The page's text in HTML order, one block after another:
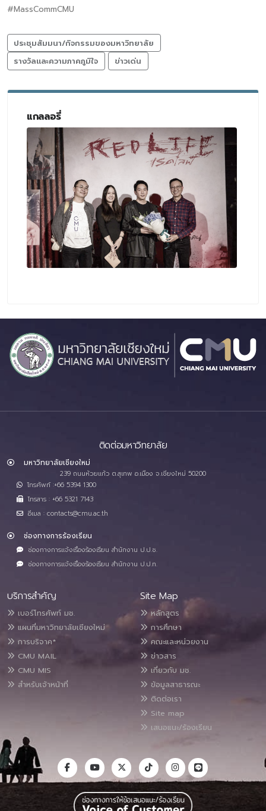
#MassCommCMU
ประชุมสัมมนา/กิจกรรมของมหาวิทยาลัย
รางวัลและความภาคภูมิใจ
ข่าวเด่น
แกลลอรี่
ติดต่อมหาวิทยาลัย
มหาวิทยาลัยเชียงใหม่
239 ถนนห้วยแก้ว ต.สุเทพ อ.เมือง จ.เชียงใหม่ 50200
โทรศัพท์ :+66 5394 1300
โทรสาร : +66 5321 7143
อีเมล : contacts@cmu.ac.th
ช่องทางการร้องเรียน
ช่องทางการแจ้งเรื่องร้องเรียน สำนักงาน ป.ป.ช.
ช่องทางการแจ้งเรื่องร้องเรียน สำนักงาน ป.ป.ท.
บริการสำคัญ
เบอร์โทรศัพท์ มช.
แผนที่มหาวิทยาลัยเชียงใหม่
การบริจาค*
CMU MAIL
CMU MIS
สำหรับเจ้าหน้าที่
Site Map
หลักสูตร
การศึกษา
คณะและหน่วยงาน
ข่าวสาร
เกี่ยวกับ มช.
ข้อมูลสาธารณะ
ติดต่อเรา
Site map
เสนอแนะ/ร้องเรียน